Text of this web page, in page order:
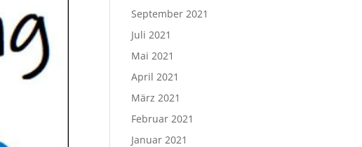
September 2021
Juli 2021
Mai 2021
April 2021
März 2021
Februar 2021
Januar 2021